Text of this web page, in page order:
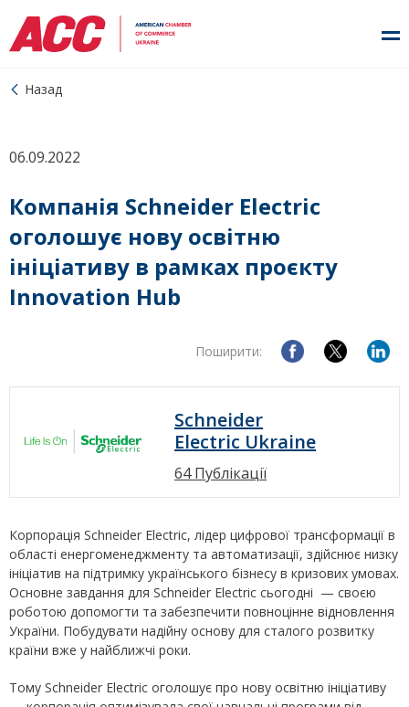
Назад
06.09.2022
Компанія Schneider Electric
оголошує нову освітню
ініціативу в рамках проєкту
Innovation Hub
Поширити:
Schneider
Electric Ukraine
64 Публікації
Корпорація Schneider Electric, лідер цифрової трансформації в
області енергоменеджменту та автоматизації, здійснює низку
ініціатив на підтримку українського бізнесу в кризових умовах.
Основне завдання для Schneider Electric сьогодні — своєю
роботою допомогти та забезпечити повноцінне відновлення
України. Побудувати надійну основу для сталого розвитку
країни вже у найближчі роки.
Тому Schneider Electric оголошує про нову освітню ініціативу